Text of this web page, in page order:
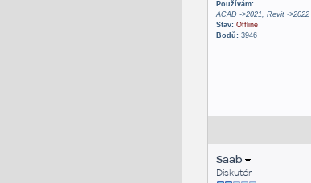
Používám:
ACAD ->2021, Revit ->2022
Stav: Offline
Bodů:3946
Saab
Diskutér